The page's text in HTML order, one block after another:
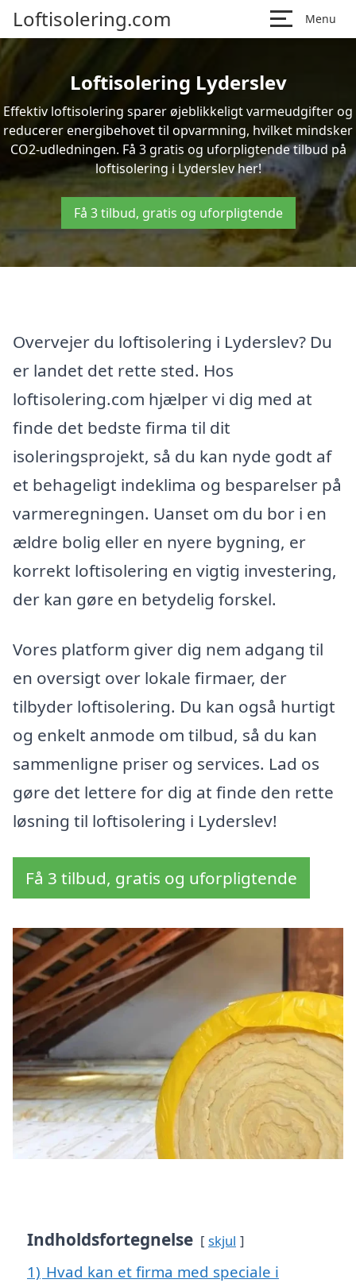
Loftisolering.com Menu
Loftisolering Lyderslev
Effektiv loftisolering sparer øjeblikkeligt varmeudgifter og
reducerer energibehovet til opvarmning, hvilket mindsker
CO2-udledningen. Få 3 gratis og uforpligtende tilbud på
loftisolering i Lyderslev her!
Få 3 tilbud, gratis og uforpligtende
Overvejer du loftisolering i Lyderslev? Du
er landet det rette sted. Hos
loftisolering.com hjælper vi dig med at
finde det bedste firma til dit
isoleringsprojekt, så du kan nyde godt af
et behageligt indeklima og besparelser på
varmeregningen. Uanset om du bor i en
ældre bolig eller en nyere bygning, er
korrekt loftisolering en vigtig investering,
der kan gøre en betydelig forskel.
Vores platform giver dig nem adgang til
en oversigt over lokale firmaer, der
tilbyder loftisolering. Du kan også hurtigt
og enkelt anmode om tilbud, så du kan
sammenligne priser og services. Lad os
gøre det lettere for dig at finde den rette
løsning til loftisolering i Lyderslev!
Få 3 tilbud, gratis og uforpligtende
Indholdsfortegnelse skjul
1) Hvad kan et firma med speciale i